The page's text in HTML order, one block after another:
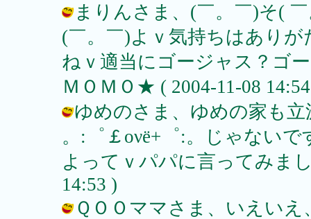
まりんさま、(￣。￣)そ(
(￣。￣)よｖ気持ちはあり
ねｖ適当にゴージャス？ゴ
ＭＯＭＯ★ ( 2004-11-08
ゆめのさま、ゆめの家も立
。:゜￡ονё+゜:。じゃない
よってｖパパに言ってみま
14:53 )
ＱＯＯママさま、いえい